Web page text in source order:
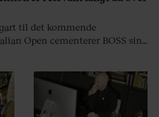
til det kommende
Open cementerer BOSS sin